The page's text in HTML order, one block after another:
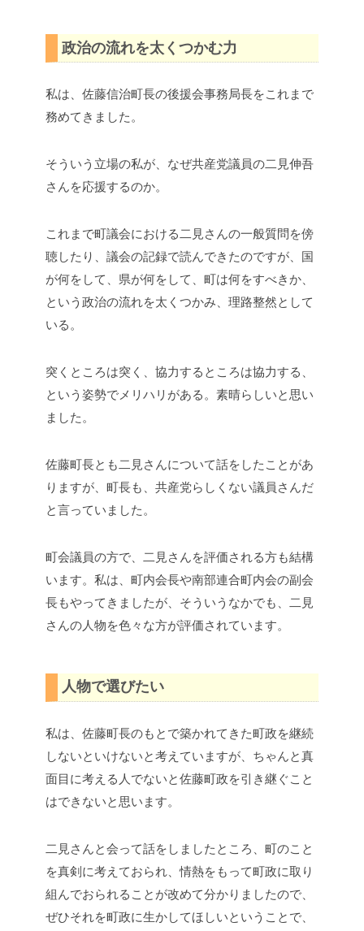
政治の流れを太くつかむ力
私は、佐藤信治町長の後援会事務局長をこれまで
務めてきました。
そういう立場の私が、なぜ共産党議員の二見伸吾
さんを応援するのか。
これまで町議会における二見さんの一般質問を傍
聴したり、議会の記録で読んできたのですが、国
が何をして、県が何をして、町は何をすべきか、
という政治の流れを太くつかみ、理路整然として
いる。
突くところは突く、協力するところは協力する、
という姿勢でメリハリがある。素晴らしいと思い
ました。
佐藤町長とも二見さんについて話をしたことがあ
りますが、町長も、共産党らしくない議員さんだ
と言っていました。
町会議員の方で、二見さんを評価される方も結構
います。私は、町内会長や南部連合町内会の副会
長もやってきましたが、そういうなかでも、二見
さんの人物を色々な方が評価されています。
人物で選びたい
私は、佐藤町長のもとで築かれてきた町政を継続
しないといけないと考えていますが、ちゃんと真
面目に考える人でないと佐藤町政を引き継ぐこと
はできないと思います。
二見さんと会って話をしましたところ、町のこと
を真剣に考えておられ、情熱をもって町政に取り
組んでおられることが改めて分かりましたので、
ぜひそれを町政に生かしてほしいということで、